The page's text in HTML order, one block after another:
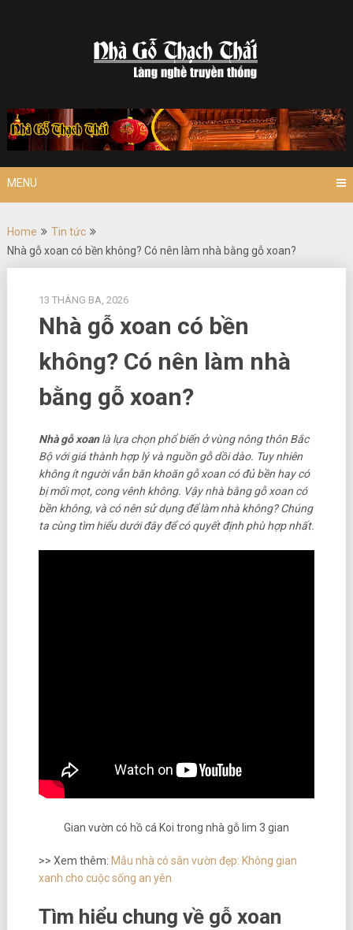
MENU
Home
Tin tức
Nhà gỗ xoan có bền không? Có nên làm nhà bằng gỗ xoan?
13 THÁNG BA, 2026
Nhà gỗ xoan có bền
không? Có nên làm nhà
bằng gỗ xoan?
Nhà gỗ xoanlà lựa chọn phổ biến ở vùng nông thôn Bắc
Bộ với giá thành hợp lý và nguồn gỗ dồi dào. Tuy nhiên
không ít người vẫn băn khoăn gỗ xoan có đủ bền hay có
bị mối mọt, cong vênh không. Vậy nhà bằng gỗ xoan có
bền không, và có nên sử dụng để làm nhà không? Chúng
ta cùng tìm hiểu dưới đây để có quyết định phù hợp nhất.
Gian vườn có hồ cá Koi trong nhà gỗ lim 3 gian
>> Xem thêm: Mẫu nhà có sân vườn đẹp: Không gian
xanh cho cuộc sống an yên
Tìm hiểu chung về gỗ xoan